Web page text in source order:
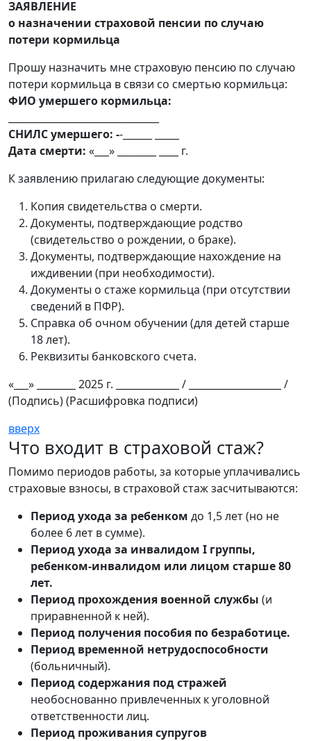
ЗАЯВЛЕНИЕ
о назначении страховой пенсии по случаю
потери кормильца
Прошу назначить мне страховую пенсию по случаю
потери кормильца в связи со смертью кормильца:
ФИО умершего кормильца:
СНИЛС умершего: --______ _____
Дата смерти: «___» ________ ____ г.
К заявлению прилагаю следующие документы:
Копия свидетельства о смерти.
Документы, подтверждающие родство
(свидетельство о рождении, о браке).
Документы, подтверждающие нахождение на
иждивении (при необходимости).
Документы о стаже кормильца (при отсутствии
сведений в ПФР).
Справка об очном обучении (для детей старше
18 лет).
Реквизиты банковского счета.
«___» ________ 2025 г. _____________ / ___________________ /
(Подпись) (Расшифровка подписи)
вверх
Что входит в страховой стаж?
Помимо периодов работы, за которые уплачивались
страховые взносы, в страховой стаж засчитываются:
Период ухода за ребенком до 1,5 лет (но не
более 6 лет в сумме).
Период ухода за инвалидом I группы,
ребенком-инвалидом или лицом старше 80
лет.
Период прохождения военной службы (и
приравненной к ней).
Период получения пособия по безработице.
Период временной нетрудоспособности
(больничный).
Период содержания под стражей
необоснованно привлеченных к уголовной
ответственности лиц.
Период проживания супругов